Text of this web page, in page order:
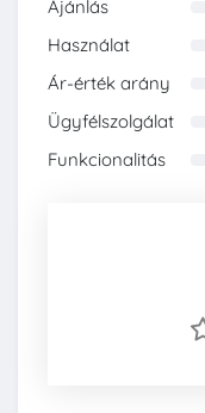
Ajánlás
Használat
Ár-érték arány
Ügyfélszolgálat
Funkcionalitás